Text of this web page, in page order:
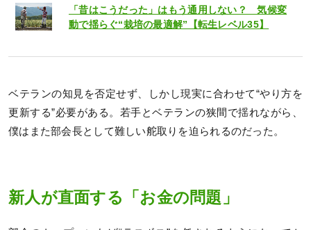
「昔はこうだった」はもう通用しない？ 気候変
動で揺らぐ“栽培の最適解”【転生レベル35】
ベテランの知見を否定せず、しかし現実に合わせて“やり方を
更新する”必要がある。若手とベテランの狭間で揺れながら、
僕はまた部会長として難しい舵取りを迫られるのだった。
新人が直面する「お金の問題」